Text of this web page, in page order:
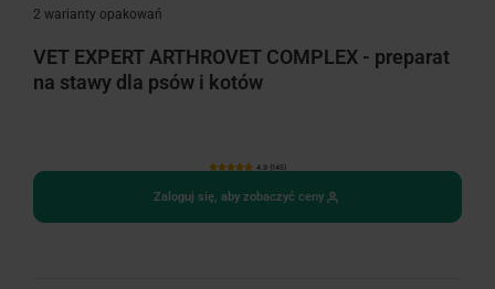
2 warianty opakowań
VET EXPERT ARTHROVET COMPLEX - preparat
na stawy dla psów i kotów
4.9 (145)
Zaloguj się, aby zobaczyć ceny